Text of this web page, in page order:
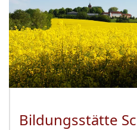
Bildungsstätte